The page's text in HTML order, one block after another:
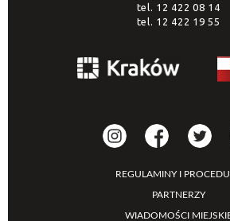
tel. 12 422 08 14
tel. 12 422 19 55
REGULAMINY I
PARTNERZY
WIADOMOŚCI